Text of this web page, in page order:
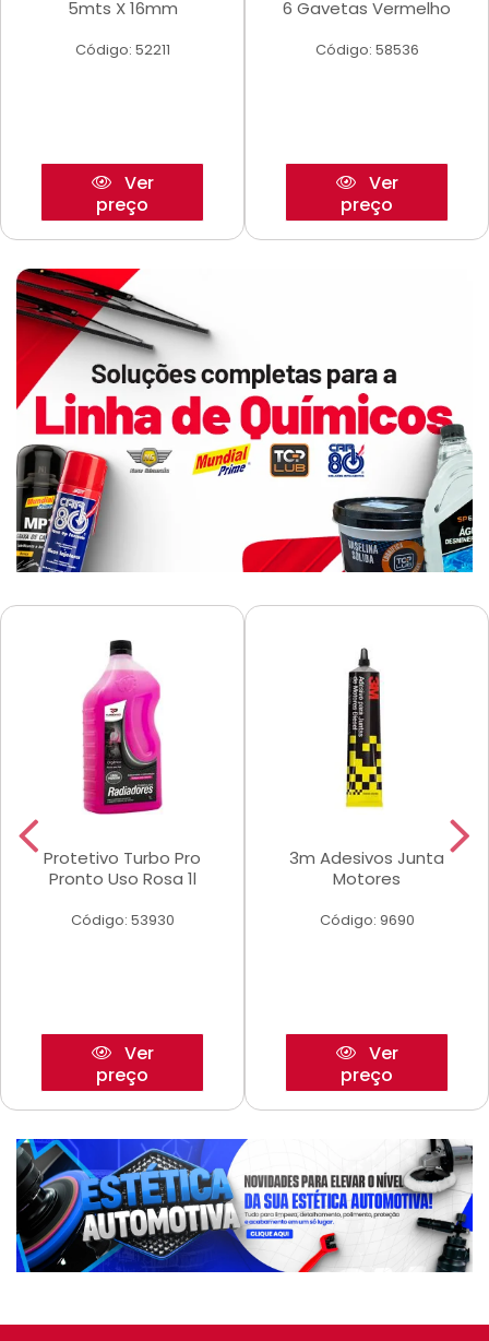
5mts X 16mm
Código: 52211
Ver
preço
6 Gavetas Vermelho
Código: 58536
Ver
preço
Protetivo Turbo Pro
Pronto Uso Rosa 1l
Código: 53930
Ver
preço
3m Adesivos Junta
Motores
Código: 9690
Ver
preço